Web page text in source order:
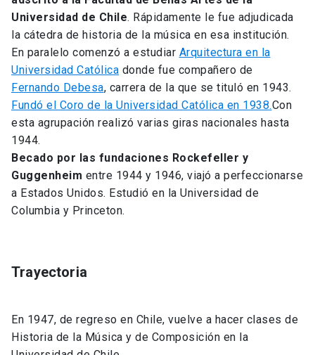
Estudiantes
Académicos
Personal
Alumni launch
Padres y familia
Vecinos launch
Admisión launch
Mi Cuenta UC launch
Mi Portal UC launch
Medios Biblioteca launch
Donaciones launch
Universidad de Chile. Rápidamente le fue adjudicada
la cátedra de historia de la música en esa institución.
En paralelo comenzó a estudiar Arquitectura en la
Universidad Católica donde fue compañero de
Fernando Debesa, carrera de la que se tituló en 1943.
Fundó el Coro de la Universidad Católica en 1938.Con
esta agrupación realizó varias giras nacionales hasta
1944.
Becado por las fundaciones Rockefeller y
Guggenheim entre 1944 y 1946, viajó a perfeccionarse
a Estados Unidos. Estudió en la Universidad de
Columbia y Princeton.
Trayectoria
En 1947, de regreso en Chile, vuelve a hacer clases de
Historia de la Música y de Composición en la